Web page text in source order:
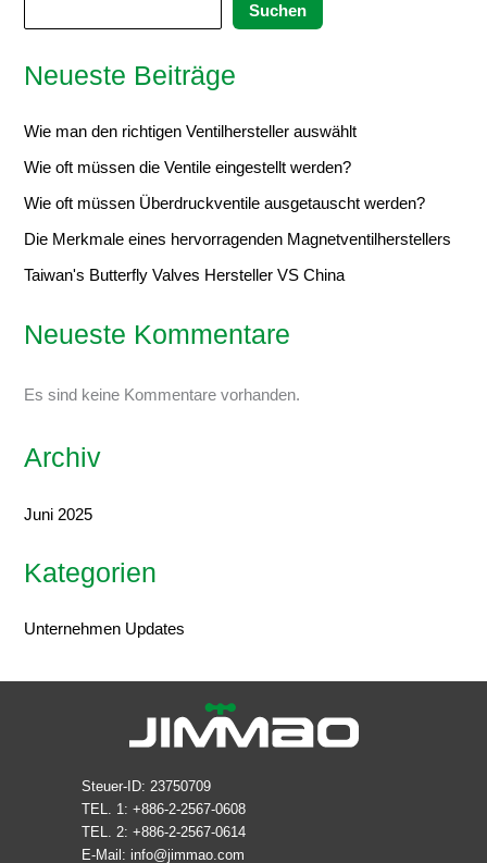
Suchen
Neueste Beiträge
Wie man den richtigen Ventilhersteller auswählt
Wie oft müssen die Ventile eingestellt werden?
Wie oft müssen Überdruckventile ausgetauscht werden?
Die Merkmale eines hervorragenden Magnetventilherstellers
Taiwan's Butterfly Valves Hersteller VS China
Neueste Kommentare
Es sind keine Kommentare vorhanden.
Archiv
Juni 2025
Kategorien
Unternehmen Updates
Steuer-ID: 23750709
TEL. 1: +886-2-2567-0608
TEL. 2: +886-2-2567-0614
E-Mail: info@jimmao.com